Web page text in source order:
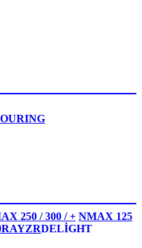
250 / 300 / + NMAX 125
RAYZRDELİGHT